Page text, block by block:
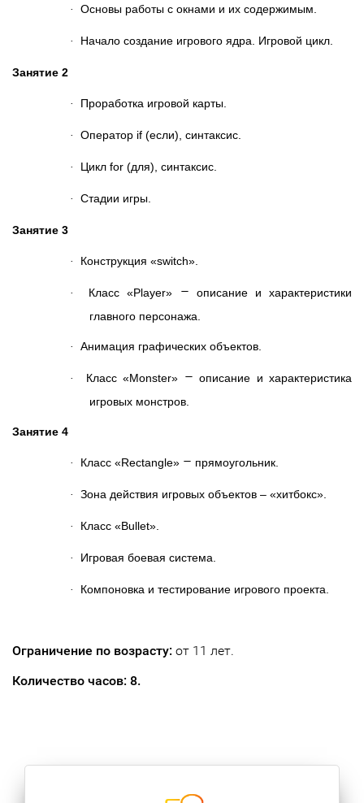
· Основы работы с окнами и их содержимым.
· Начало создание игрового ядра. Игровой цикл.
Занятие 2
· Проработка игровой карты.
· Оператор if (если), синтаксис.
· Цикл for (для), синтаксис.
· Стадии игры.
Занятие 3
· Конструкция «switch».
· Класс «Player» – описание и характеристики
главного персонажа.
· Анимация графических объектов.
· Класс «Monster» – описание и характеристика
игровых монстров.
Занятие 4
· Класс «Rectangle» – прямоугольник.
· Зона действия игровых объектов – «хитбокс».
· Класс «Bullet».
· Игровая боевая система.
· Компоновка и тестирование игрового проекта.
Ограничение по возрасту: от 11 лет.
Количество часов: 8.